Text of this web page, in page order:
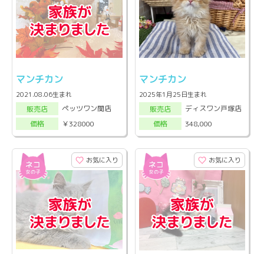
マンチカン
2021.08.06生まれ
販売店
ペッツワン関店
価格
￥328000
マンチカン
2025年1月25日生まれ
販売店
ディスワン戸塚店
価格
348,000
お気に入り お気に入り